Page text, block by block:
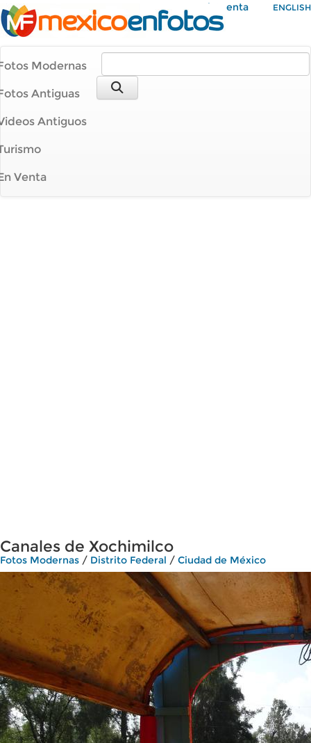
Mi Cuenta ENGLISH
Modernas
Antiguas
Antiguos
Venta
Canales de Xochimilco
Fotos Modernas / Distrito Federal / Ciudad de México